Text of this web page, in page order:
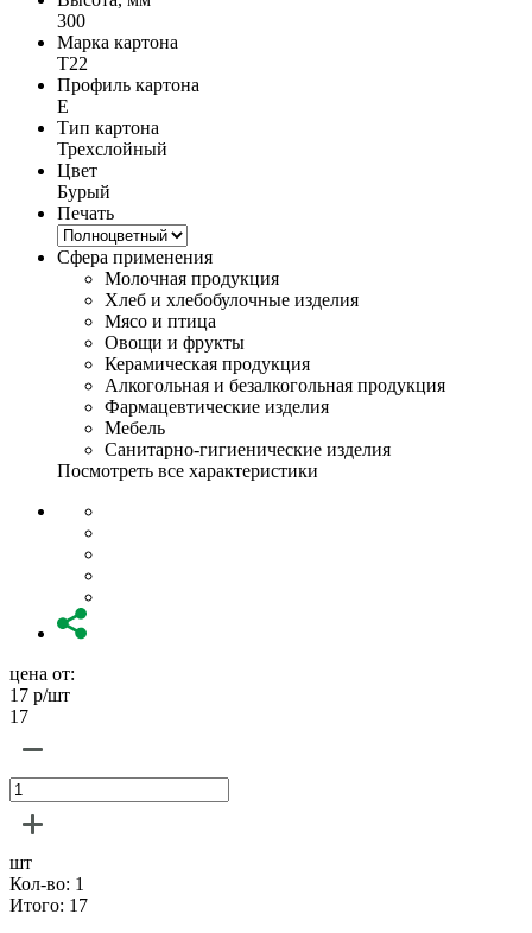
300
Марка картона
Т22
Профиль картона
E
Тип картона
Трехслойный
Цвет
Бурый
Печать
Сфера применения
Молочная продукция
Хлеб и хлебобулочные изделия
Мясо и птица
Овощи и фрукты
Керамическая продукция
Алкогольная и безалкогольная продукция
Фармацевтические изделия
Мебель
Санитарно-гигиенические изделия
Посмотреть все характеристики
цена от:
17 р/шт
17
шт
Кол-во: 1
Итого: 17